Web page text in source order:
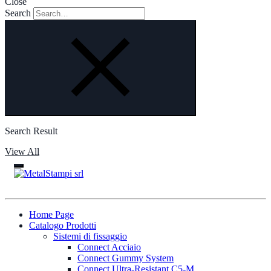
Search
Search Result
View All
Home Page
Catalogo Prodotti
Sistemi di fissaggio
Connect Acciaio
Connect Gummy System
Connect Ultra-Resistant C5-M